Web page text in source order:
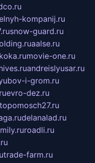
kompanij.ru
snow-guard.ru
aalse.ru
movie-one.ru
andreislyusar.ru
i-grom.ru
evro-dez.ru
delanalad.ru
roadli.ru
trade-farm.ru